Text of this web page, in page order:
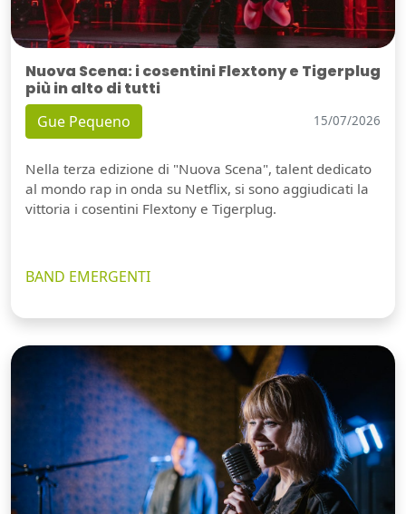
Nuova Scena: i cosentini Flextony e Tigerplug
più in alto di tutti
Gue Pequeno 15/07/2026
Nella terza edizione di "Nuova Scena", talent dedicato
al mondo rap in onda su Netflix, si sono aggiudicati la
vittoria i cosentini Flextony e Tigerplug.
BAND EMERGENTI